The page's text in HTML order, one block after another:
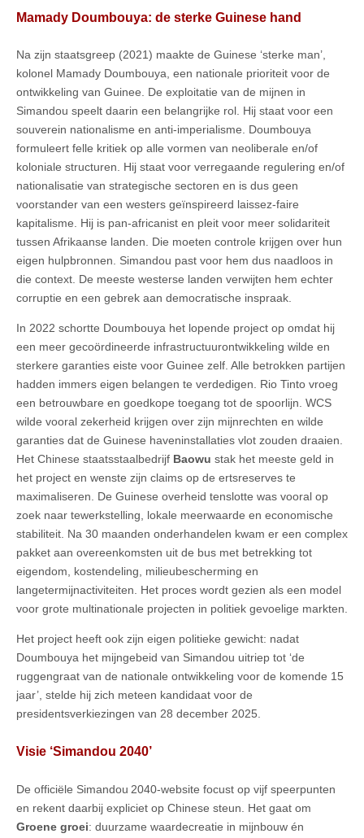
Mamady Doumbouya: de sterke Guinese hand
Na zijn staatsgreep (2021) maakte de Guinese ‘sterke man’,
kolonel Mamady Doumbouya, een nationale prioriteit voor de
ontwikkeling van Guinee. De exploitatie van de mijnen in
Simandou speelt daarin een belangrijke rol. Hij staat voor een
souverein nationalisme en anti-imperialisme. Doumbouya
formuleert felle kritiek op alle vormen van neoliberale en/of
koloniale structuren. Hij staat voor verregaande regulering en/of
nationalisatie van strategische sectoren en is dus geen
voorstander van een westers geïnspireerd laissez-faire
kapitalisme. Hij is pan-africanist en pleit voor meer solidariteit
tussen Afrikaanse landen. Die moeten controle krijgen over hun
eigen hulpbronnen. Simandou past voor hem dus naadloos in
die context. De meeste westerse landen verwijten hem echter
corruptie en een gebrek aan democratische inspraak.
In 2022 schortte Doumbouya het lopende project op omdat hij
een meer gecoördineerde infrastructuurontwikkeling wilde en
sterkere garanties eiste voor Guinee zelf. Alle betrokken partijen
hadden immers eigen belangen te verdedigen. Rio Tinto vroeg
een betrouwbare en goedkope toegang tot de spoorlijn. WCS
wilde vooral zekerheid krijgen over zijn mijnrechten en wilde
garanties dat de Guinese haveninstallaties vlot zouden draaien.
Het Chinese staatsstaalbedrijf Baowu stak het meeste geld in
het project en wenste zijn claims op de ertsreserves te
maximaliseren. De Guinese overheid tenslotte was vooral op
zoek naar tewerkstelling, lokale meerwaarde en economische
stabiliteit. Na 30 maanden onderhandelen kwam er een complex
pakket aan overeenkomsten uit de bus met betrekking tot
eigendom, kostendeling, milieubescherming en
langetermijnactiviteiten. Het proces wordt gezien als een model
voor grote multinationale projecten in politiek gevoelige markten.
Het project heeft ook zijn eigen politieke gewicht: nadat
Doumbouya het mijngebeid van Simandou uitriep tot ‘de
ruggengraat van de nationale ontwikkeling voor de komende 15
jaar’, stelde hij zich meteen kandidaat voor de
presidentsverkiezingen van 28 december 2025.
Visie ‘Simandou 2040’
De officiële Simandou 2040-website focust op vijf speerpunten
en rekent daarbij expliciet op Chinese steun. Het gaat om
Groene groei: duurzame waardecreatie in mijnbouw én